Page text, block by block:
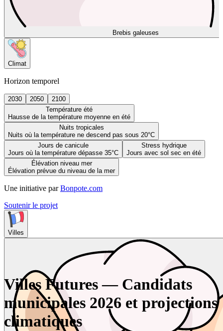
Brebis galeuses
Climat
Horizon temporel
2030 2050
2100
Température été
Hausse de la température moyenne en été
Nuits tropicales
Nuits où la température ne descend pas sous 20°C
Jours de canicule
Jours où la température dépasse 35°C
Stress hydrique
Jours avec sol sec en été
Élévation niveau mer
Élévation prévue du niveau de la mer
Une initiative par Bonpote.com
Soutenir le projet
Villes
Villes Futures — Candidats
municipales 2026 et projections
climatiques